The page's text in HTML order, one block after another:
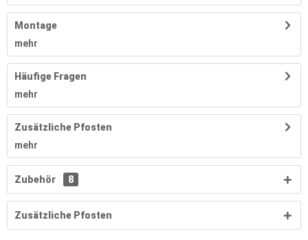
Montage
mehr
Häufige Fragen
mehr
Zusätzliche Pfosten
mehr
Zubehör 8
Zusätzliche Pfosten